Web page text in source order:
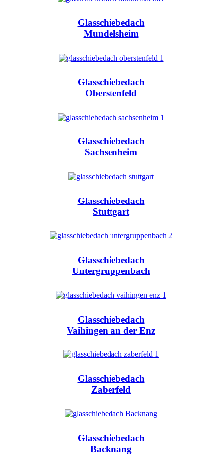
Glasschiebedach
Mundelsheim
Glasschiebedach
Oberstenfeld
Glasschiebedach
Sachsenheim
Glasschiebedach
Stuttgart
Glasschiebedach
Untergruppenbach
Glasschiebedach
Vaihingen an der Enz
Glasschiebedach
Zaberfeld
Glasschiebedach
Backnang